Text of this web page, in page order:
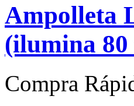
Ampolleta
(ilumina 80
Compra